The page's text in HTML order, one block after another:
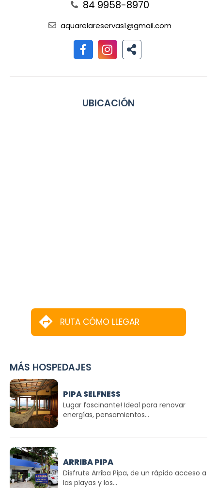
84 9958-8970
aquarelareservas1@gmail.com
UBICACIÓN
RUTA CÓMO LLEGAR
MÁS HOSPEDAJES
PIPA SELFNESS
Lugar fascinante! Ideal para renovar
energías, pensamientos...
ARRIBA PIPA
Disfrute Arriba Pipa, de un rápido acceso a
las playas y los...